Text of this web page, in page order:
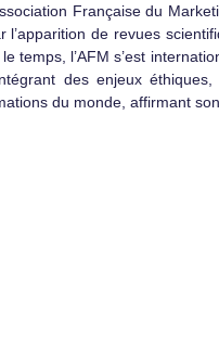
Française du
l’apparition de revues
temps, l’AFM s’est
des enjeux
du monde, affirmant